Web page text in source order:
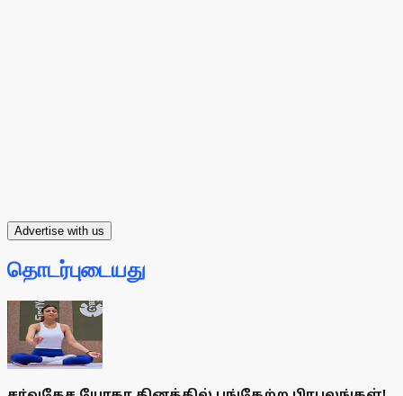
Advertise with us
தொடர்புடையது